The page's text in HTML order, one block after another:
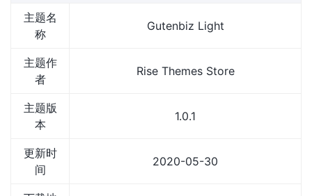
主题名
称
Gutenbiz Light
主题作
者
Rise Themes Store
主题版
本
1.0.1
更新时
间
2020-05-30